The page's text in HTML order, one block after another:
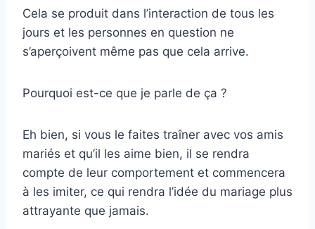
Cela se produit dans l’interaction de tous les
jours et les personnes en question ne
s’aperçoivent même pas que cela arrive.
Pourquoi est-ce que je parle de ça ?
Eh bien, si vous le faites traîner avec vos amis
mariés et qu’il les aime bien, il se rendra
compte de leur comportement et commencera
à les imiter, ce qui rendra l’idée du mariage plus
attrayante que jamais.